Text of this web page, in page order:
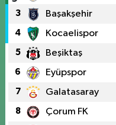
3 Başakşehir
4 Kocaelispor
5 Beşiktaş
6 Eyüpspor
7 Galatasaray
8 Çorum FK